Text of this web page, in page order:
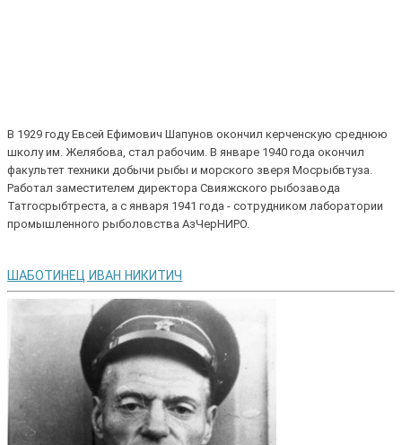
В 1929 году Евсей Ефимович Шапунов окончил керченскую среднюю
школу им. Желябова, стал рабочим. В январе 1940 года окончил
факультет техники добычи рыбы и морского зверя Мосрыбвтуза.
Работал заместителем директора Свияжского рыбозавода
Татгосрыбтреста, а с января 1941 года - сотрудником лаборатории
промышленного рыболовства АзЧерНИРО.
ШАБОТИНЕЦ ИВАН НИКИТИЧ